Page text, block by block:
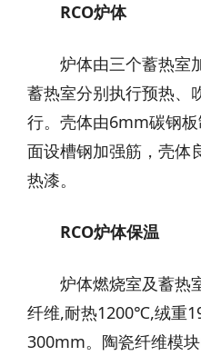
RCO炉体
炉体由三个蓄热室
蓄热室分别执行预热、
行。壳体由6mm碳钢
面设槽钢加强筋，壳体
热漆。
RCO炉体保温
炉体燃烧室及蓄热
纤维,耐热1200℃,绒重
300mm。陶瓷纤维模